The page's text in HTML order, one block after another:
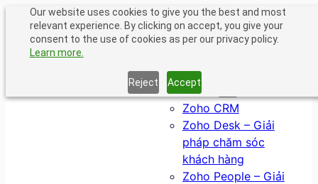
Our website uses cookies to give you the best and most
relevant experience. By clicking on accept, you give your
consent to the use of cookies as per our privacy policy.
Learn more.
Reject Accept
Chuyển
phần
Giải pháp
Zoho CRM
Zoho Desk – Giải
pháp chăm sóc
khách hàng
Zoho People – Giải